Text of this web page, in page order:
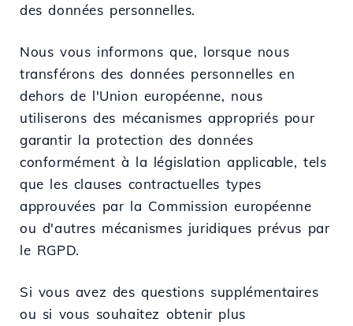
des données personnelles.
Nous vous informons que, lorsque nous
transférons des données personnelles en
dehors de l'Union européenne, nous
utiliserons des mécanismes appropriés pour
garantir la protection des données
conformément à la législation applicable, tels
que les clauses contractuelles types
approuvées par la Commission européenne
ou d'autres mécanismes juridiques prévus par
le RGPD.
Si vous avez des questions supplémentaires
ou si vous souhaitez obtenir plus